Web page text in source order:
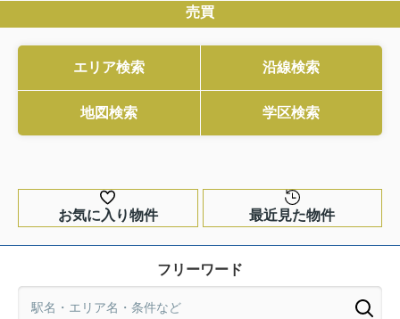
売買
エリア検索 沿線検索
地図検索 学区検索
お気に入り物件 最近見た物件
フリーワード